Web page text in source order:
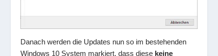
Danach werden die Updates nun so im bestehenden
Windows 10 System markiert, dass diese keine